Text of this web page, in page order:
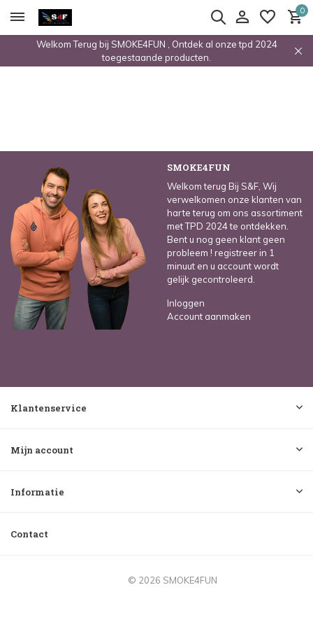
0
Welkom Terug bij SMOKE4FUN , Ontdek al onze tpd 2024
toegestaande producten.
SMOKE4FUN
Welkom terug Bij S&F, Wij
verwelkomen onze klanten van
harte terug om ons assortiment
met TPD 2024 te ontdekken.
Bent u nog geen klant geen
probleem ! registreer in 1
minuut en u account wordt
gelijk gecontroleerd.
Inloggen
Account aanmaken
Klantenservice
Mijn account
Informatie
Contact
© 2026 SMOKE4FUN